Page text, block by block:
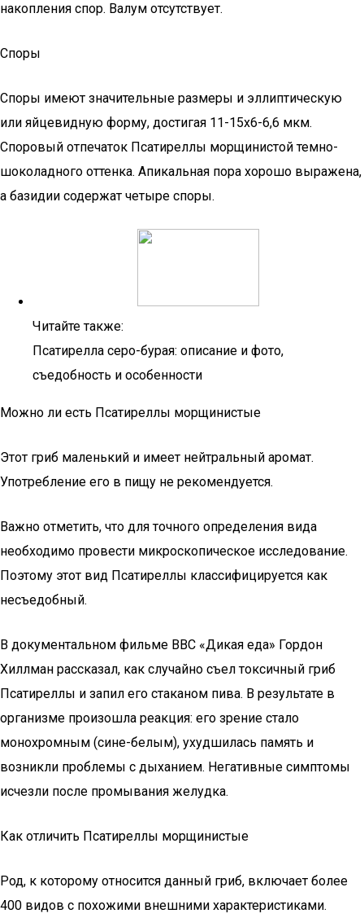
накопления спор. Валум отсутствует.
Споры
Споры имеют значительные размеры и эллиптическую
или яйцевидную форму, достигая 11-15х6-6,6 мкм.
Споровый отпечаток Псатиреллы морщинистой темно-
шоколадного оттенка. Апикальная пора хорошо выражена,
а базидии содержат четыре споры.
Читайте также:
Псатирелла серо-бурая: описание и фото,
съедобность и особенности
Можно ли есть Псатиреллы морщинистые
Этот гриб маленький и имеет нейтральный аромат.
Употребление его в пищу не рекомендуется.
Важно отметить, что для точного определения вида
необходимо провести микроскопическое исследование.
Поэтому этот вид Псатиреллы классифицируется как
несъедобный.
В документальном фильме BBC «Дикая еда» Гордон
Хиллман рассказал, как случайно съел токсичный гриб
Псатиреллы и запил его стаканом пива. В результате в
организме произошла реакция: его зрение стало
монохромным (сине-белым), ухудшилась память и
возникли проблемы с дыханием. Негативные симптомы
исчезли после промывания желудка.
Как отличить Псатиреллы морщинистые
Род, к которому относится данный гриб, включает более
400 видов с похожими внешними характеристиками.